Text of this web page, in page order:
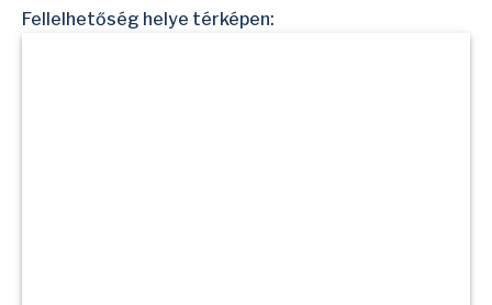
Fellelhetőség helye térképen: